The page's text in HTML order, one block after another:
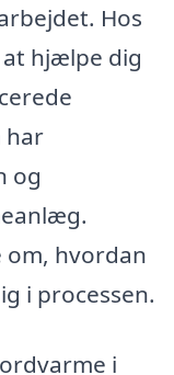
Hos
hjælpe dig
har
og
om, hvordan
i processen.
i